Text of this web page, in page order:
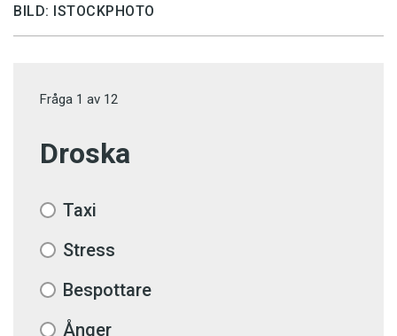
BILD: ISTOCKPHOTO
Fråga 1 av 12
Droska
Taxi
Stress
Bespottare
Ånger